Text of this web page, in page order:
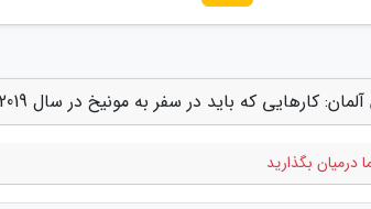
کارهایی که باید در سفر به مونیخ در سال 2019 تجربه کنید"
درمیان بگذارید